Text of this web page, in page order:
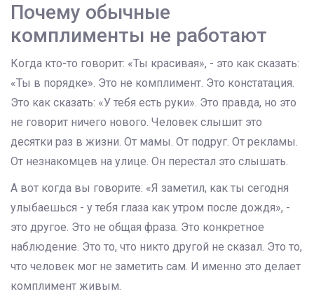
Почему обычные
комплименты не работают
Когда кто-то говорит: «Ты красивая», - это как сказать:
«Ты в порядке». Это не комплимент. Это констатация.
Это как сказать: «У тебя есть руки». Это правда, но это
не говорит ничего нового. Человек слышит это
десятки раз в жизни. От мамы. От подруг. От рекламы.
От незнакомцев на улице. Он перестал это слышать.
А вот когда вы говорите: «Я заметил, как ты сегодня
улыбаешься - у тебя глаза как утром после дождя», -
это другое. Это не общая фраза. Это конкретное
наблюдение. Это то, что никто другой не сказал. Это то,
что человек мог не заметить сам. И именно это делает
комплимент живым.